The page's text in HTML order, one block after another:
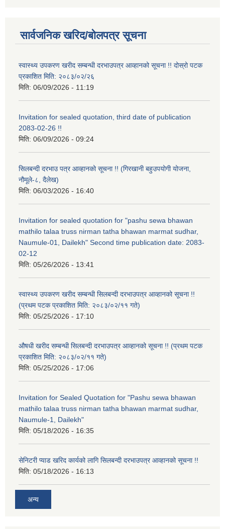
सार्वजनिक खरिद/बोलपत्र सूचना
स्वास्थ्य उपकरण खरीद सम्बन्धी दरभाउपत्र आव्हानको सूचना !! दोस्रो पटक
प्रकाशित मिति: २०८३/०२/२६
मिति: 06/09/2026 - 11:19
Invitation for sealed quotation, third date of publication
2083-02-26 !!
मिति: 06/09/2026 - 09:24
सिलबन्दी दरभाउ पत्र आव्हानको सूचना !! (गिरखानी बहुउपयोगी योजना,
नौमूले-८, दैलेख)
मिति: 06/03/2026 - 16:40
Invitation for sealed quotation for "pashu sewa bhawan
mathilo talaa truss nirman tatha bhawan marmat sudhar,
Naumule-01, Dailekh" Second time publication date: 2083-
02-12
मिति: 05/26/2026 - 13:41
स्वास्थ्य उपकरण खरीद सम्बन्धी सिलबन्दी दरभाउपत्र आव्हानको सूचना !!
(प्रथम पटक प्रकाशित मिति: २०८३/०२/११ गते)
मिति: 05/25/2026 - 17:10
औषधी खरीद सम्बन्धी सिलबन्दी दरभाउपत्र आव्हानको सूचना !! (प्रथम पटक
प्रकाशित मिति: २०८३/०२/११ गते)
मिति: 05/25/2026 - 17:06
Invitation for Sealed Quotation for "Pashu sewa bhawan
mathilo talaa truss nirman tatha bhawan marmat sudhar,
Naumule-1, Dailekh"
मिति: 05/18/2026 - 16:35
सेनिटरी प्याड खरिद कार्यको लागि सिलबन्दी दरभाउपत्र आव्हानको सूचना !!
मिति: 05/18/2026 - 16:13
अन्य